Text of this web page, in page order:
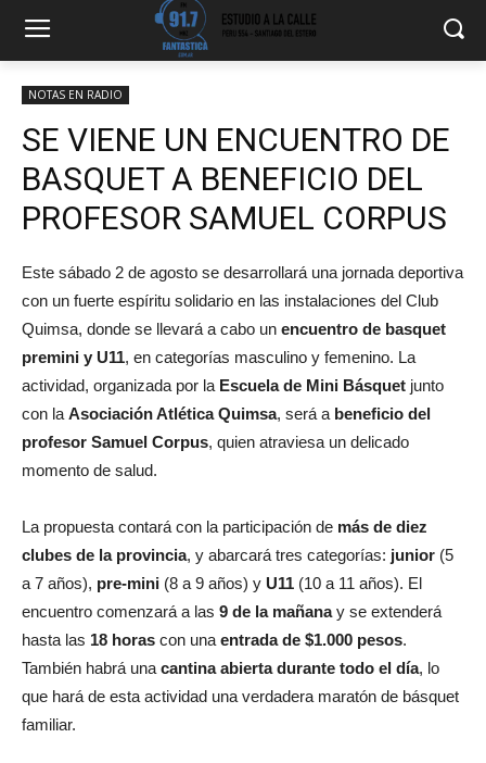
NOTAS EN RADIO
SE VIENE UN ENCUENTRO DE
BASQUET A BENEFICIO DEL
PROFESOR SAMUEL CORPUS
Este sábado 2 de agosto se desarrollará una jornada deportiva
con un fuerte espíritu solidario en las instalaciones del Club
Quimsa, donde se llevará a cabo un encuentro de basquet
premini y U11, en categorías masculino y femenino. La
actividad, organizada por la Escuela de Mini Básquet junto
con la Asociación Atlética Quimsa, será a beneficio del
profesor Samuel Corpus, quien atraviesa un delicado
momento de salud.
La propuesta contará con la participación de más de diez
clubes de la provincia, y abarcará tres categorías: junior (5
a 7 años), pre-mini (8 a 9 años) y U11 (10 a 11 años). El
encuentro comenzará a las 9 de la mañanay se extenderá
hasta las 18 horas con una entrada de $1.000 pesos.
También habrá una cantina abierta durante todo el día, lo
que hará de esta actividad una verdadera maratón de básquet
familiar.